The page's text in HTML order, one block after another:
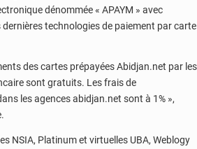
dénommée « APAYM » avec
technologies de paiement par carte
des cartes prépayées Abidjan.net par les
sont gratuits. Les frais de
les agences abidjan.net sont à 1% »,
NSIA, Platinum et virtuelles UBA, Weblogy